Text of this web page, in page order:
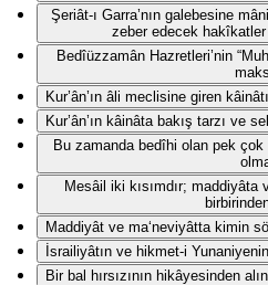
Şeriât-ı Garra’nın galebesine
zeber edecek hakîkatler
Bedîüzzamân Hazretleri’nin
Kur’ân’ın âli meclisine giren
Kur’ân’ın kâinâta bakış tarzı ve
Bu zamanda bedîhi olan pek
Mesâil iki kısımdır;
Maddiyât ve ma‘neviyâtta kimin
İsrailiyâtın ve hikmet-i
Bir bal hırsızının hikâyesinden